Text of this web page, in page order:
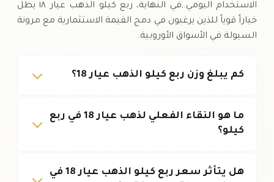
الاستخدام اليومي.,في النهاية، ربع كيلو الذهب عيار ١٨ يظل
خياراً قوياً للذين يرغبون في دمج القيمة الاستثمارية مع مرونة
السيولة في الأسواق الأوروبية.
كم يبلغ وزن ربع كيلو الذهب عيار 18؟
ما هو النقاء الفعلي لذهب عيار 18 في ربع
كيلو؟
هل يتأثر سعر ربع كيلو الذهب عيار 18 في